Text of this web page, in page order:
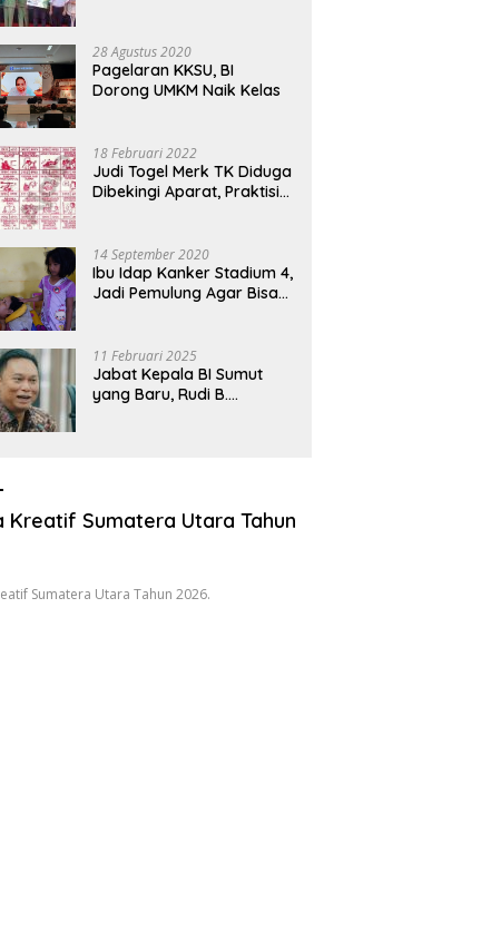
28 Agustus 2020
Pagelaran KKSU, BI
Dorong UMKM Naik Kelas
18 Februari 2022
Judi Togel Merk TK Diduga
Dibekingi Aparat, Praktisi
14 September 2020
Ibu Idap Kanker Stadium 4,
Jadi Pemulung Agar Bisa
11 Februari 2025
Jabat Kepala BI Sumut
yang Baru, Rudi B.
Kreatif Sumatera Utara Tahun
Sumatera Utara Tahun 2026.